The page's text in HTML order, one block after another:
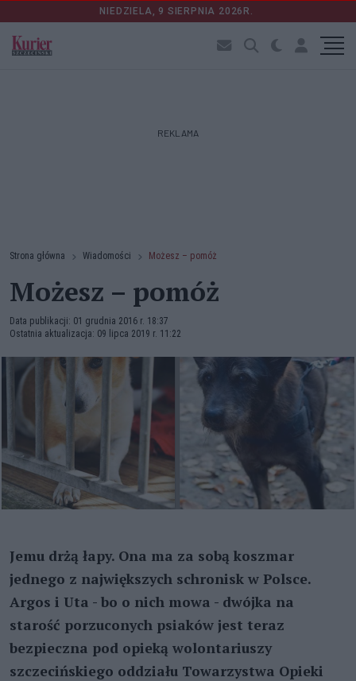
NIEDZIELA, 9 SIERPNIA 2026R.
REKLAMA
Strona główna Wiadomości Możesz – pomóż
Możesz – pomóż
Data publikacji: 01 grudnia 2016 r. 18:37
Ostatnia aktualizacja: 09 lipca 2019 r. 11:22
Jemu drżą łapy. Ona ma za sobą koszmar
jednego z największych schronisk w Polsce.
Argos i Uta - bo o nich mowa - dwójka na
starość porzuconych psiaków jest teraz
bezpieczna pod opieką wolontariuszy
szczecińskiego oddziału Towarzystwa Opieki